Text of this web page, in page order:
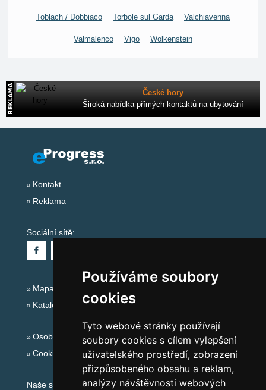
Používáme soubory
cookies
Tyto webové stránky používají
soubory cookies s cílem vylepšení
uživatelského prostředí, zobrazení
přizpůsobeného obsahu a reklam,
analýzy návštěvnosti webových
Toblach / Dobbiaco Torbole sul Garda Valchiavenna
Valmalenco Vigo Wolkenstein
České hory
Široká nabídka přímých kontaktů na ubytování
Kontakt
Reklama
Sociální sítě:
Mapa serveru Alpy Itálie - Dolomity
Katalog ubytování
Osobní údaje
Cookies
Naše servery: